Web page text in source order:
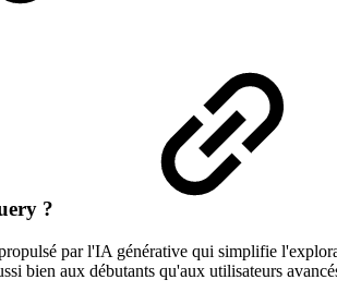
?
par l'IA générative qui simplifie
bien aux débutants qu'aux utilisateurs